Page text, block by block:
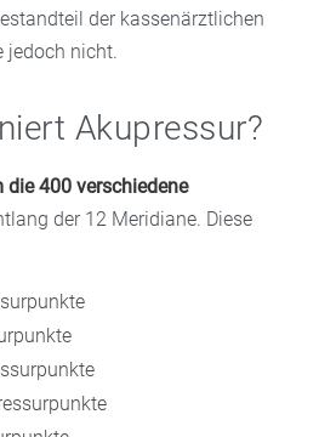
der kassenärztlichen
jedoch nicht.
Akupressur?
die 400 verschiedene
der 12 Meridiane. Diese